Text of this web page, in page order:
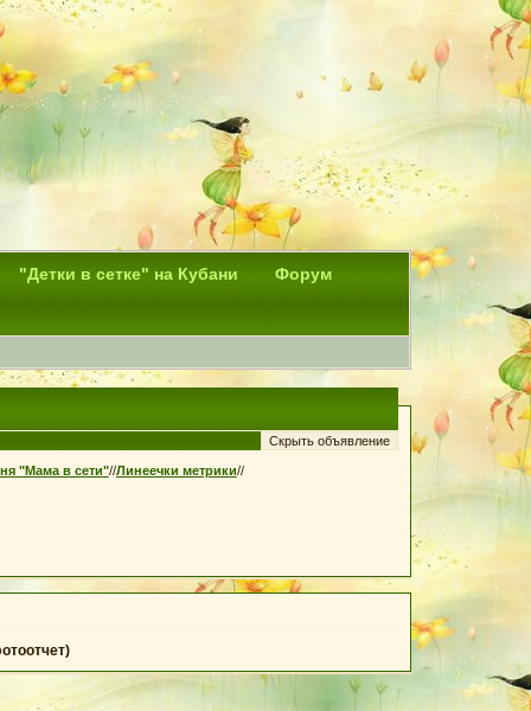
"Детки в сетке" на Кубани Форум
"Мама в сети"//Линеечки метрики//